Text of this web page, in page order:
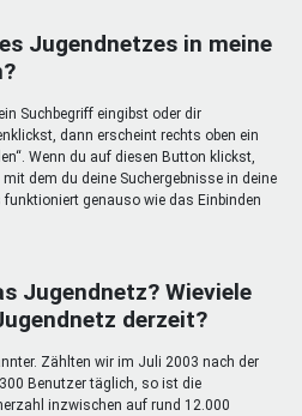
Jugendnetzes in meine
Suchbegriff eingibst oder dir
dann erscheint rechts oben ein
Wenn du auf diesen Button klickst,
dem du deine Suchergebnisse in deine
genauso wie das Einbinden
Jugendnetz? Wieviele
derzeit?
Zählten wir im Juli 2003 nach der
Benutzer täglich, so ist die
inzwischen auf rund 12.000